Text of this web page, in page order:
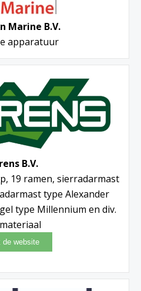
Marine B.V.
apparatuur
B.V.
19 ramen, sierradarmast
type Alexander
type Millennium en div.